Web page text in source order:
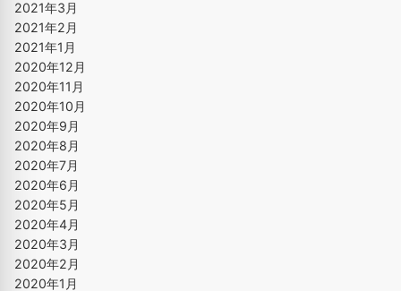
2021年3月
2021年2月
2021年1月
2020年12月
2020年11月
2020年10月
2020年9月
2020年8月
2020年7月
2020年6月
2020年5月
2020年4月
2020年3月
2020年2月
2020年1月